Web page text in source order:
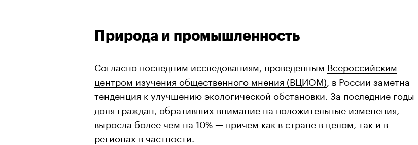
Природа и промышленность
Согласно последним исследованиям, проведенным Всероссийским
центром изучения общественного мнения (ВЦИОМ) , в России заметна
тенденция к улучшению экологической обстановки. За последние годы
доля граждан, обративших внимание на положительные изменения,
выросла более чем на 10% — причем как в стране в целом, так и в
регионах в частности.